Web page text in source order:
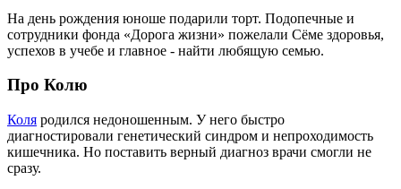
На день рождения юноше подарили торт. Подопечные и
сотрудники фонда «Дорога жизни» пожелали Сёме здоровья,
успехов в учебе и главное - найти любящую семью.
Про Колю
Коля родился недоношенным. У него быстро
диагностировали генетический синдром и непроходимость
кишечника. Но поставить верный диагноз врачи смогли не
сразу.